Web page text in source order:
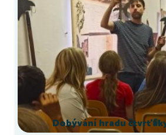
Dobývání hradu